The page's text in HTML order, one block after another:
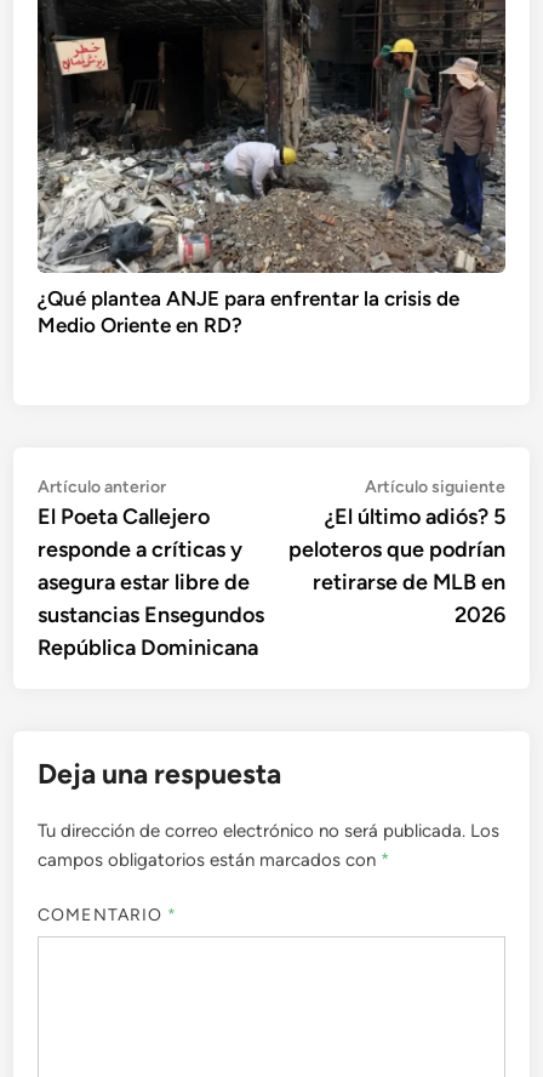
¿Qué plantea ANJE para enfrentar la crisis de
Medio Oriente en RD?
Navegación
de
entradas
Artículo anteriorArtículo
anterior:
El Poeta Callejero
responde a críticas y
asegura estar libre de
sustancias Ensegundos
República Dominicana
Artículo siguiente
¿El último adiós? 5
peloteros que podrían
retirarse de MLB en
2026
Deja una respuesta
Tu dirección de correo electrónico no será publicada. Los
campos obligatorios están marcados con *
COMENTARIO *